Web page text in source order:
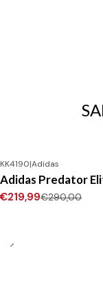
-24%DESCONTO
Novo
KK4190|Adidas
Adidas Predator
€219,99€290,00